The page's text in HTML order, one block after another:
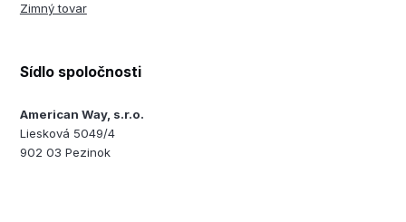
Zimný tovar
Sídlo spoločnosti
American Way, s.r.o.
Liesková 5049/4
902 03 Pezinok